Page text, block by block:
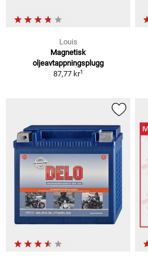
Louis
Magnetisk
oljeavtappningsplugg
87,77 kr1